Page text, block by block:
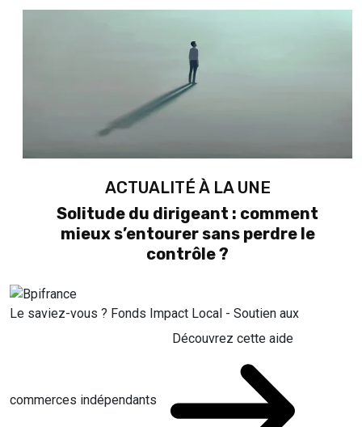
ACTUALITÉ À LA UNE
Solitude du dirigeant : comment
mieux s’entourer sans perdre le
contrôle ?
Le saviez-vous ? Fonds Impact Local - Soutien aux
commerces indépendants
Découvrez cette aide